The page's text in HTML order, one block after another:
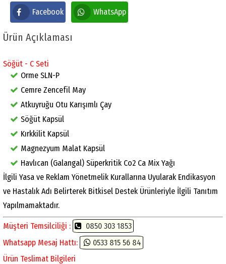
Facebook WhatsApp
Ürün Açıklaması
Söğüt - C Seti
Orme SLN-P
Cemre Zencefil May
Atkuyruğu Otu Karışımlı Çay
Söğüt Kapsül
Kırkkilit Kapsül
Magnezyum Malat Kapsül
Havlıcan (Galangal) Süperkritik Co2 Ca Mix Yağı
İlgili Yasa ve Reklam Yönetmelik Kurallarına Uyularak Endikasyon
ve Hastalık Adı Belirterek Bitkisel Destek Ürünleriyle İlgili Tanıtım
Yapılmamaktadır.
Müşteri Temsilciliği :
0850 303 1853
Whatsapp Mesaj Hattı:
0533 815 56 84
Ürün Teslimat Bilgileri